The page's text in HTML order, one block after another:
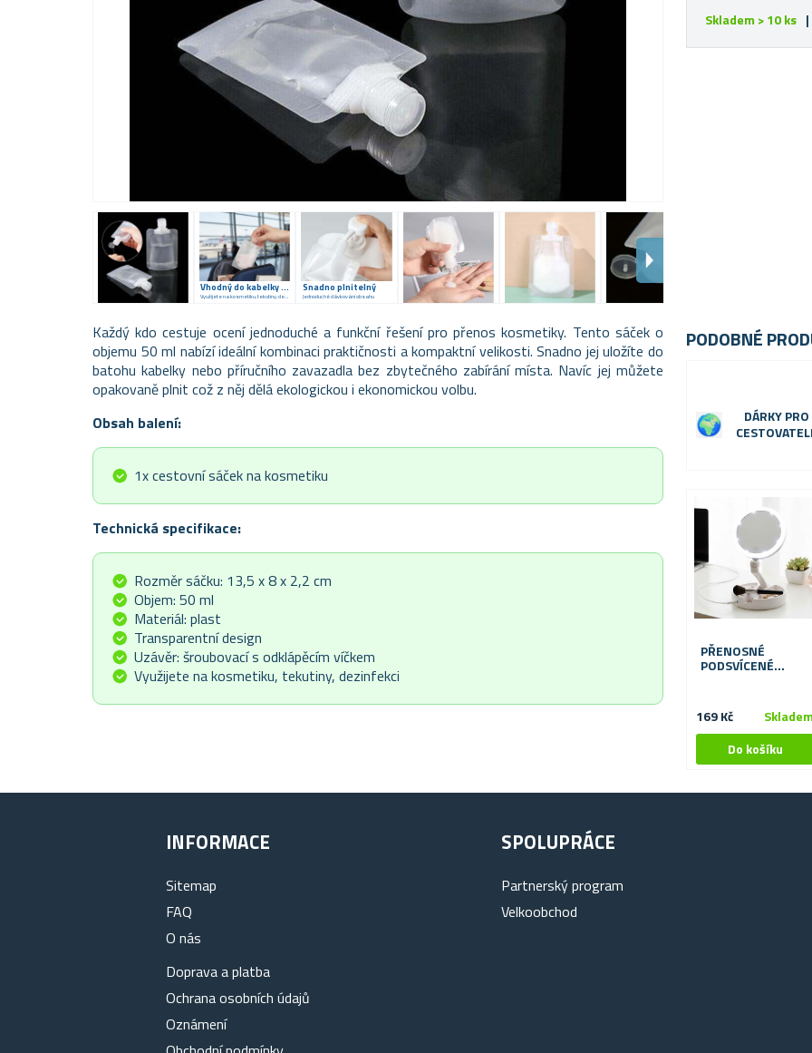
Vhodný do kabelky i batohu
Využijete na kosmetiku, tekutiny, dezinfekci
Snadno plnitelný
Jednoduché dávkování obsahu
Skladem > 10 ks
Každý kdo cestuje ocení jednoduché a funkční řešení pro přenos kosmetiky. Tento sáček o
objemu 50 ml nabízí ideální kombinaci praktičnosti a kompaktní velikosti. Snadno jej uložíte do
batohu kabelky nebo příručního zavazadla bez zbytečného zabírání místa. Navíc jej můžete
opakovaně plnit což z něj dělá ekologickou i ekonomickou volbu.
Obsah balení:
1x cestovní sáček na kosmetiku
Technická specifikace:
Rozměr sáčku: 13,5 x 8 x 2,2 cm
Objem: 50 ml
Materiál: plast
Transparentní design
Uzávěr: šroubovací s odklápěcím víčkem
Využijete na kosmetiku, tekutiny, dezinfekci
PODOBNÉ
DÁRKY PRO
PŘENOSNÉ
PODSVÍCENÉ
169 Kč
INFORMACE
Sitemap
FAQ
O nás
Doprava a platba
Ochrana osobních údajů
Oznámení
SPOLUPRÁCE
Partnerský program
Velkoobchod